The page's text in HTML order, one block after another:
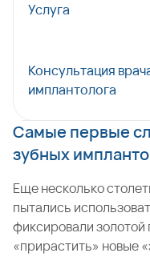
Услуга
Консультация
имплантолога
Самые первые
зубных
Еще несколько
пытались
фиксировали
«прирастить» новые